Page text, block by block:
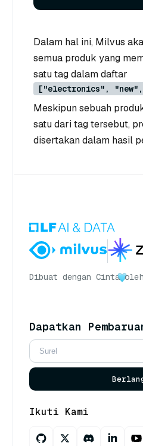
Dalam hal ini, Milvus
semua produk yang
satu tag dalam daftar
["electronics",
Meskipun sebuah
satu dari tag tersebut,
disertakan dalam hasil
Dibuat dengan Cinta
Dapatkan
Ikuti Kami